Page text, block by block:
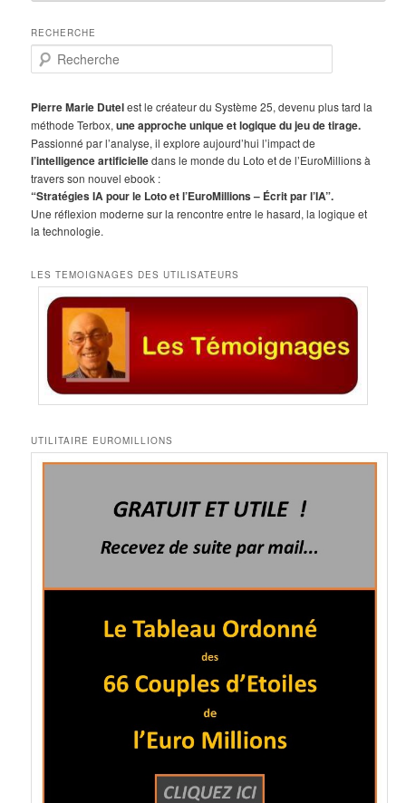
RECHERCHE
e
h
e
r
c
h
e
Pierre Marie Dutelest le créateur du Système 25, devenu plus tard la
méthode Terbox,une approche unique et logique du jeu de tirage.
Passionné par l’analyse, il explore aujourd’hui l’impact de
l’intelligence artificielledans le monde du Loto et de l’EuroMillions à
travers son nouvel ebook :
“Stratégies IA pour le Loto et l’EuroMillions – Écrit par l’IA”.
Une réflexion moderne sur la rencontre entre le hasard, la logique et
la technologie.
LES TEMOIGNAGES DES UTILISATEURS
UTILITAIRE EUROMILLIONS